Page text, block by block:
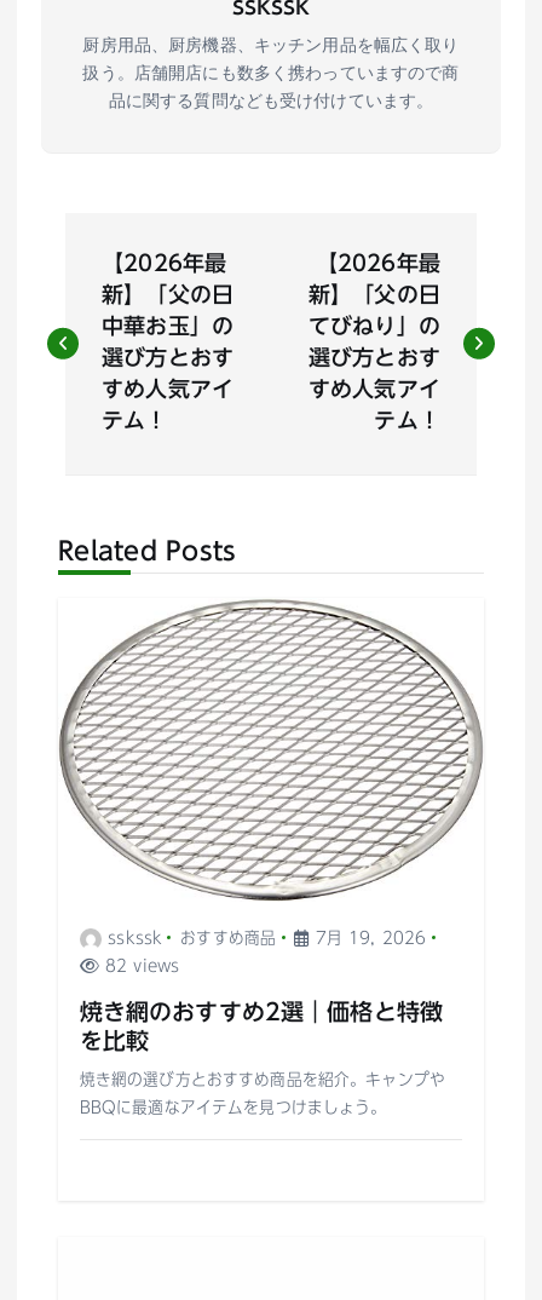
厨房用品、厨房機器、キッチン用品を幅広く取り
扱う。店舗開店にも数多く携わっていますので商
品に関する質問なども受け付けています。
ナ
ー
ン
【2026年最
新】「父の日
中華お玉」の
選び方とおす
すめ人気アイ
テム！
【2026年最
新】「父の日
てびねり」の
選び方とおす
すめ人気アイ
テム！
Related Posts
sskssk おすすめ商品
7月 19, 2026
82 views
焼き網のおすすめ2選｜価格と特徴
を比較
焼き網の選び方とおすすめ商品を紹介。キャンプや
BBQに最適なアイテムを見つけましょう。